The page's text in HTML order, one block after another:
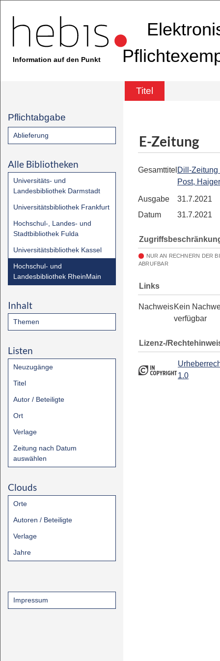
Information auf den Punkt
Titel
Pflichtabgabe
Ablieferung
Alle Bibliotheken
Universitäts- und
Landesbibliothek Darmstadt
Universitätsbibliothek Frankfurt
Hochschul-, Landes- und
Stadtbibliothek Fulda
Universitätsbibliothek Kassel
Hochschul- und
Landesbibliothek RheinMain
Inhalt
Themen
Listen
Neuzugänge
Titel
Autor / Beteiligte
Ort
Verlage
Zeitung nach Datum
auswählen
Clouds
Orte
Autoren / Beteiligte
Verlage
Jahre
Impressum
E-Zeitung
Gesamttitel Dill-Zeitung
Post,
Ausgabe
31.7.2021
Datum
31.7.2021
NUR AN RECHNERN DER
ABRUFBAR
Links
NachweisKein
verfügbar
Lizenz-/
1.0